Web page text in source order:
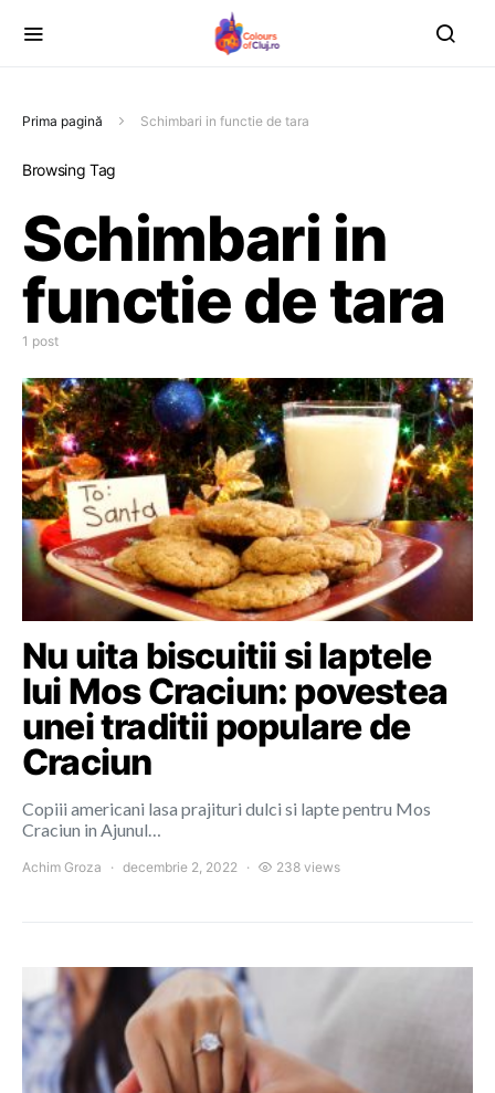
Prima pagină Schimbari in functie de tara
Browsing Tag
Schimbari in
functie de tara
1 post
Nu uita biscuitii si laptele
lui Mos Craciun: povestea
unei traditii populare de
Craciun
Copiii americani lasa prajituri dulci si lapte pentru Mos
Craciun in Ajunul…
Achim Groza decembrie 2, 2022 238 views